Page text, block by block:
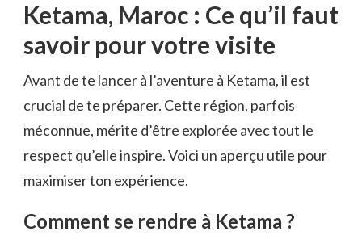
Ketama, Maroc : Ce qu’il faut
savoir pour votre visite
Avant de te lancer à l’aventure à Ketama, il est
crucial de te préparer. Cette région, parfois
méconnue, mérite d’être explorée avec tout le
respect qu’elle inspire. Voici un aperçu utile pour
maximiser ton expérience.
Comment se rendre à Ketama ?